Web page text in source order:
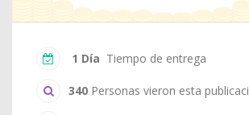
1 Día Tiempo de entrega
340 Personas vieron esta